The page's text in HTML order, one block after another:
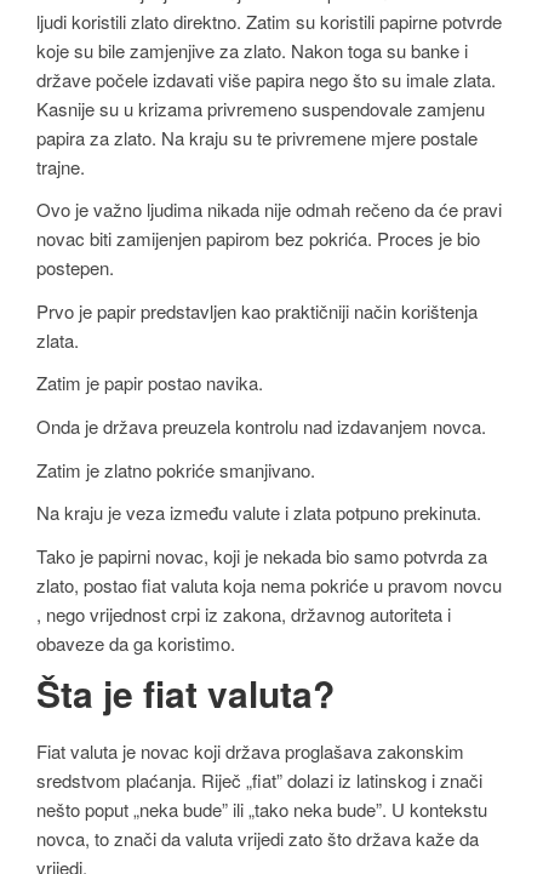
ljudi koristili zlato direktno. Zatim su koristili papirne potvrde
koje su bile zamjenjive za zlato. Nakon toga su banke i
države počele izdavati više papira nego što su imale zlata.
Kasnije su u krizama privremeno suspendovale zamjenu
papira za zlato. Na kraju su te privremene mjere postale
trajne.
Ovo je važno ljudima nikada nije odmah rečeno da će pravi
novac biti zamijenjen papirom bez pokrića. Proces je bio
postepen.
Prvo je papir predstavljen kao praktičniji način korištenja
zlata.
Zatim je papir postao navika.
Onda je država preuzela kontrolu nad izdavanjem novca.
Zatim je zlatno pokriće smanjivano.
Na kraju je veza između valute i zlata potpuno prekinuta.
Tako je papirni novac, koji je nekada bio samo potvrda za
zlato, postao fiat valuta koja nema pokriće u pravom novcu
, nego vrijednost crpi iz zakona, državnog autoriteta i
obaveze da ga koristimo.
Šta je fiat valuta?
Fiat valuta je novac koji država proglašava zakonskim
sredstvom plaćanja. Riječ „fiat” dolazi iz latinskog i znači
nešto poput „neka bude” ili „tako neka bude”. U kontekstu
novca, to znači da valuta vrijedi zato što država kaže da
vrijedi.